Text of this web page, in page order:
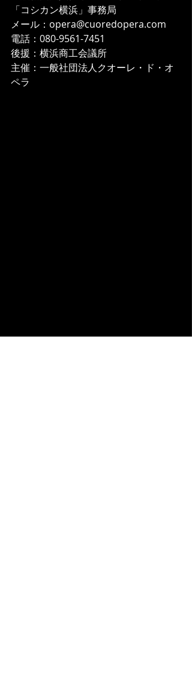
「コシカン横浜」事務局
メール：opera@cuoredopera.com
電話：080-9561-7451
後援：横浜商工会議所
主催：一般社団法人クオーレ・ド・オ
ペラ